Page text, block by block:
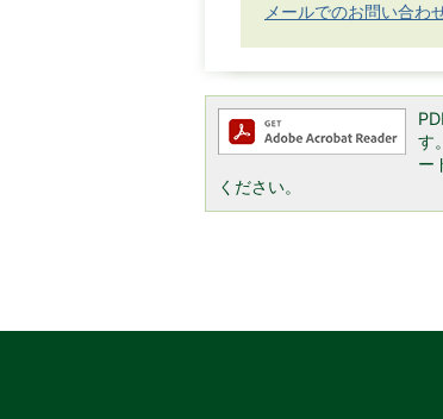
メールでのお問い合わ
す
ー
ください。